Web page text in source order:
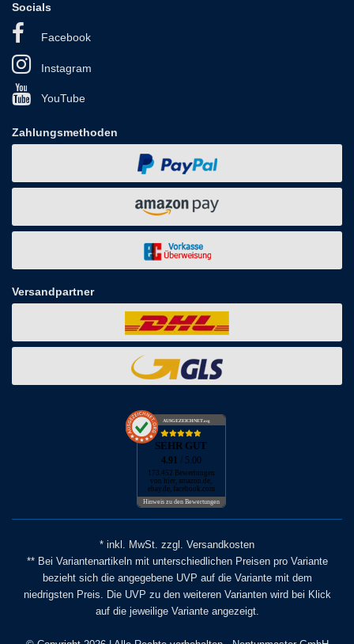
Socials
Facebook
Instagram
YouTube
Zahlungsmethoden
Versandpartner
AUSGEZEICHNET.org
SEHR GUT
4.91 / 5.00
173.452 Bewertungen
von hier, amazon.de,
ebay.de, facebook.com
Hinweis zu den Bewertungen
* inkl. MwSt. zzgl. Versandkosten
** Bei Variantenartikeln mit unterschiedlichen Preisen pro Variante
bezieht sich die angegebene UVP auf die Variante mit dem
niedrigsten Preis. Die UVP zu den weiteren Varianten wird bei Klick
auf die jeweilige Variante angezeigt.